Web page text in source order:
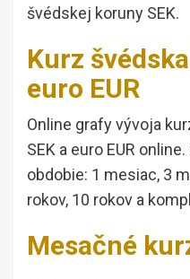
švédskej koruny SEK.
Kurz
euro EUR
Online grafy vývoja
SEK a euro EUR
obdobie: 1 mesiac, 3
rokov, 10 rokov a
Mesačné